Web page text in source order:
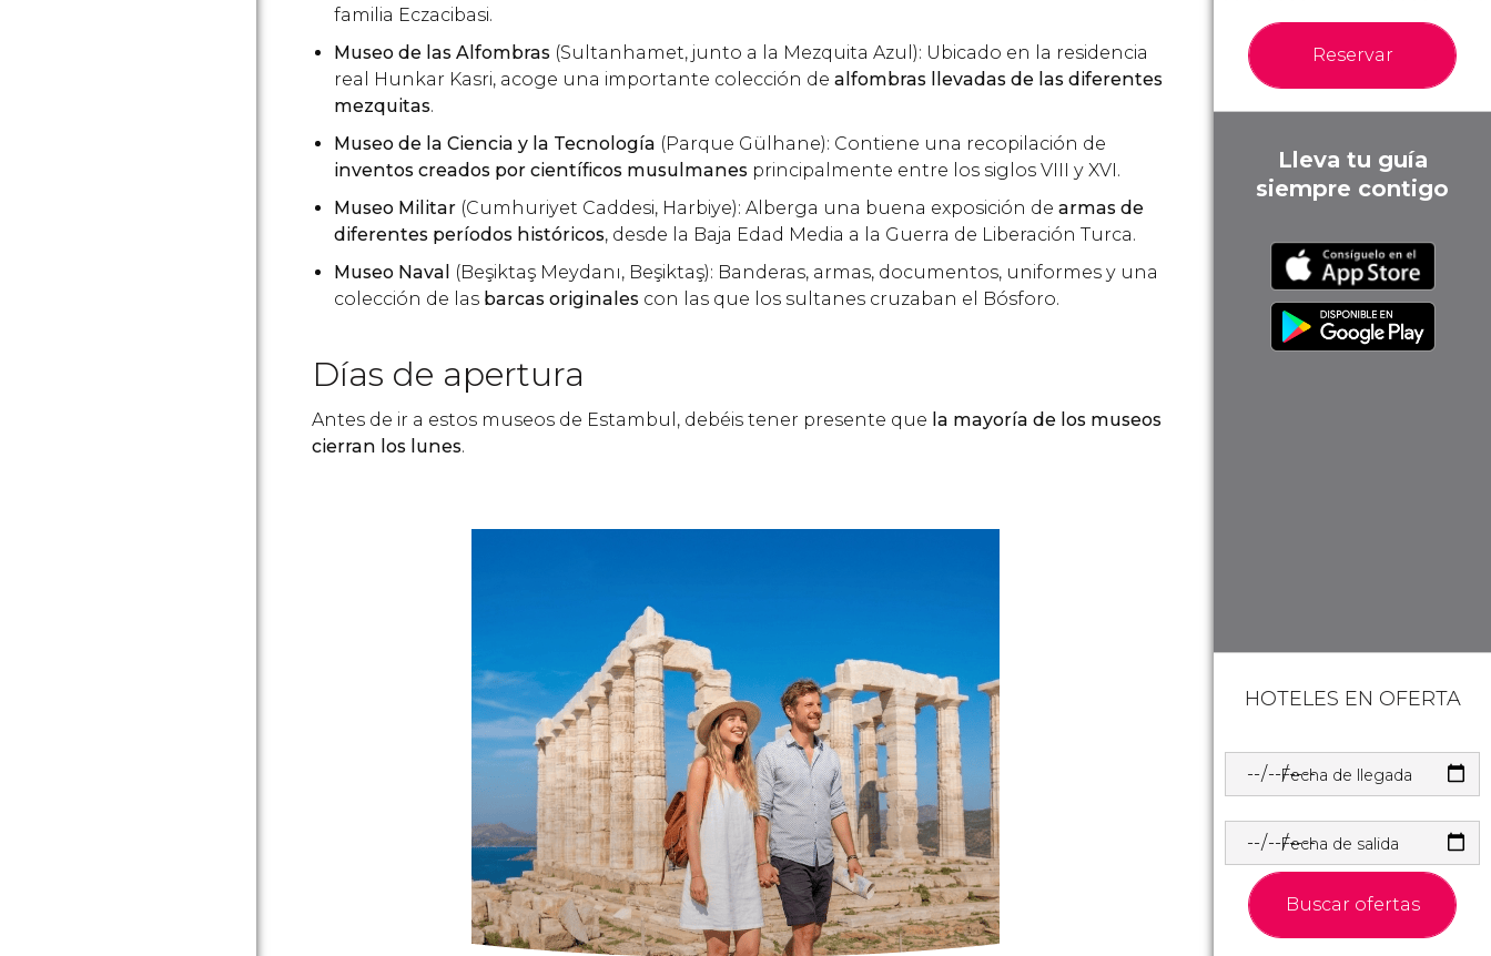
familia Eczacibasi.
Museo de las Alfombras (Sultanhamet, junto a la Mezquita Azul): Ubicado en la residencia
real Hunkar Kasri, acoge una importante colección de alfombras llevadas de las diferentes
mezquitas.
Museo de la Ciencia y la Tecnología (Parque Gülhane): Contiene una recopilación de
inventos creados por científicos musulmanes principalmente entre los siglos VIII y XVI.
Museo Militar (Cumhuriyet Caddesi, Harbiye): Alberga una buena exposición de armas de
diferentes períodos históricos, desde la Baja Edad Media a la Guerra de Liberación Turca.
Museo Naval
(Beşiktaş Meydanı, Beşiktaş): Banderas, armas, documentos, uniformes y una
colección de las barcas originales con las que los sultanes cruzaban el Bósforo.
Días de apertura
Antes de ir a estos museos de Estambul, debéis tener presente que la mayoría de los museos
cierran los lunes.
Reservar
Lleva tu guía
siempre contigo
HOTELES EN OFERTA
Fecha de llegada
Fecha de salida
Buscar ofertas